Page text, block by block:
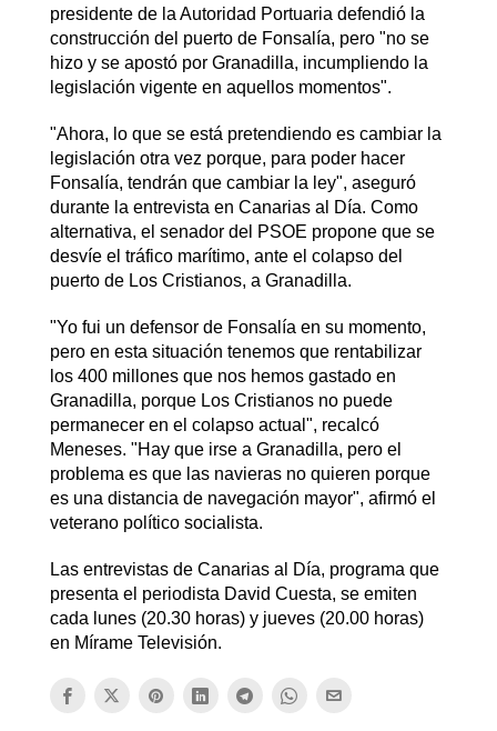
presidente de la Autoridad Portuaria defendió la
construcción del puerto de Fonsalía, pero "no se
hizo y se apostó por Granadilla, incumpliendo la
legislación vigente en aquellos momentos".
"Ahora, lo que se está pretendiendo es cambiar la
legislación otra vez porque, para poder hacer
Fonsalía, tendrán que cambiar la ley", aseguró
durante la entrevista en Canarias al Día. Como
alternativa, el senador del PSOE propone que se
desvíe el tráfico marítimo, ante el colapso del
puerto de Los Cristianos, a Granadilla.
"Yo fui un defensor de Fonsalía en su momento,
pero en esta situación tenemos que rentabilizar
los 400 millones que nos hemos gastado en
Granadilla, porque Los Cristianos no puede
permanecer en el colapso actual", recalcó
Meneses. "Hay que irse a Granadilla, pero el
problema es que las navieras no quieren porque
es una distancia de navegación mayor", afirmó el
veterano político socialista.
Las entrevistas de Canarias al Día, programa que
presenta el periodista David Cuesta, se emiten
cada lunes (20.30 horas) y jueves (20.00 horas)
en Mírame Televisión.